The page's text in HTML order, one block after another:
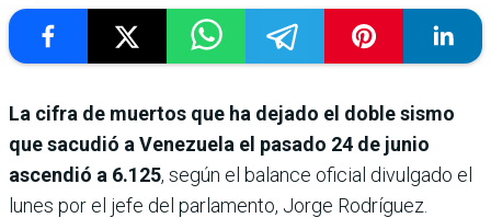
La cifra de muertos que ha dejado el doble sismo
que sacudió a Venezuela el pasado 24 de junio
ascendió a 6.125, según el balance oficial divulgado el
lunes por el jefe del parlamento, Jorge Rodríguez.